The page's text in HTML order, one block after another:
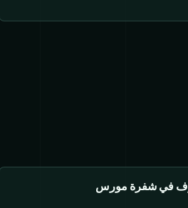
في شفرة مورس